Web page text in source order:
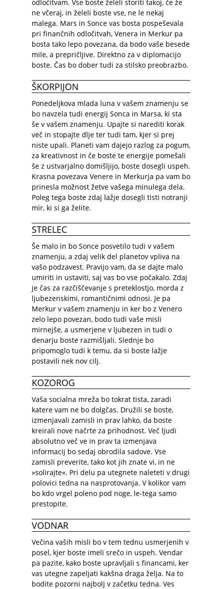
odločitvam. Vse boste želeli storiti takoj, če že
ne včeraj, in želeli boste vse, ne le nekaj
malega. Mars in Sonce vas bosta pospeševala
pri finančnih odločitvah, Venera in Merkur pa
bosta tako lepo povezana, da bodo vaše besede
mile, a prepričljive. Direktno za v diplomacijo
boste. Čas bo dober tudi za stilsko preobrazbo.
ŠKORPIJON
Ponedeljkova mlada luna v vašem znamenju se
bo navzela tudi energij Sonca in Marsa, ki sta
še v vašem znamenju. Upajte si narediti korak
več in stopajte dlje ter tudi tam, kjer si prej
niste upali. Planeti vam dajejo razlog za pogum,
za kreativnost in če boste te energije pomešali
še z ustvarjalno domišljijo, boste dosegli uspeh.
Krasna povezava Venere in Merkurja pa vam bo
prinesla možnost žetve vašega minulega dela.
Poleg tega boste zdaj lažje dosegli tisti notranji
mir, ki si ga želite.
STRELEC
Še malo in bo Sonce posvetilo tudi v vašem
znamenju, a zdaj velik del planetov vpliva na
vašo podzavest. Pravijo vam, da se dajte malo
umiriti in ustaviti, saj vas bo vse počakalo. Zdaj
je čas za razčiščevanje s preteklostjo, morda z
ljubezenskimi, romantičnimi odnosi. Je pa
Merkur v vašem znamenju in ker bo z Venero
zelo lepo povezan, bodo tudi vaše misli
mirnejše, a usmerjene v ljubezen in tudi o
denarju boste razmišljali. Slednje bo
pripomoglo tudi k temu, da si boste lažje
postavili nek nov cilj.
KOZOROG
Vaša socialna mreža bo tokrat tista, zaradi
katere vam ne bo dolgčas. Družili se boste,
izmenjavali zamisli in prav lahko, da boste
kreirali nove načrte za prihodnost. Več ljudi
absolutno več ve in prav ta izmenjava
informacij bo sedaj obrodila sadove. Vse
zamisli preverite, tako kot jih znate vi, in ne
»solirajte«. Pri delu pa utegnete naleteti v drugi
polovici tedna na nasprotovanja. V kolikor vam
bo kdo vrgel poleno pod noge, le-tega samo
prestopite.
VODNAR
Večina vaših misli bo v tem tednu usmerjenih v
posel, kjer boste imeli srečo in uspeh. Vendar
pa pazite, kako boste upravljali s financami, ker
vas utegne zapeljati kakšna draga želja. Na to
bodite pozorni najbolj v začetku tedna. Ves